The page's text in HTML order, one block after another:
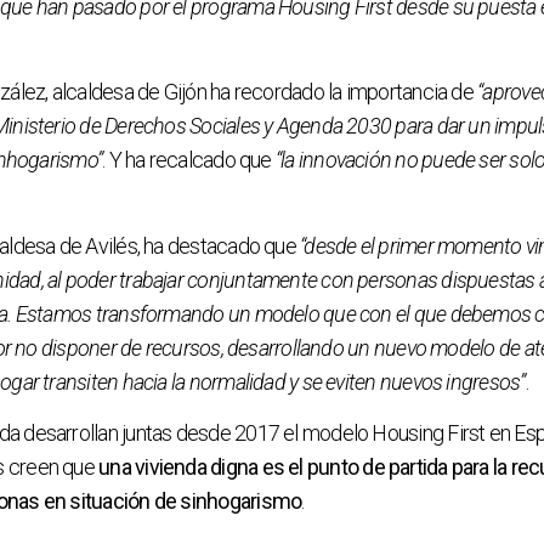
han pasado por el programa Housing First desde su puesta
alcaldesa de Gijón ha recordado la importancia de
de Derechos Sociales y Agenda 2030 para dar un
. Y ha recalcado que “la innovación no puede ser
de Avilés, ha destacado que“desde el primer momento
al poder trabajar conjuntamente con personas dispuestas
Estamos transformando un modelo que con el que debemos
no disponer de recursos, desarrollando un nuevo modelo de
transiten hacia la normalidad y se eviten nuevos ingresos”.
desarrollan juntas desde 2017 el modelo Housing First en
creen queuna vivienda digna es el punto de partida para la
en situación de sinhogarismo.